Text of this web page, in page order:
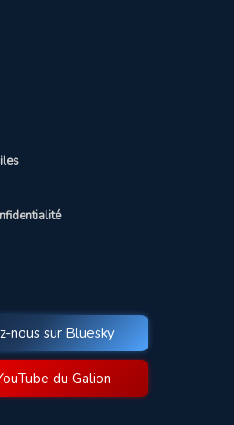
nous sur Bluesky
du Galion